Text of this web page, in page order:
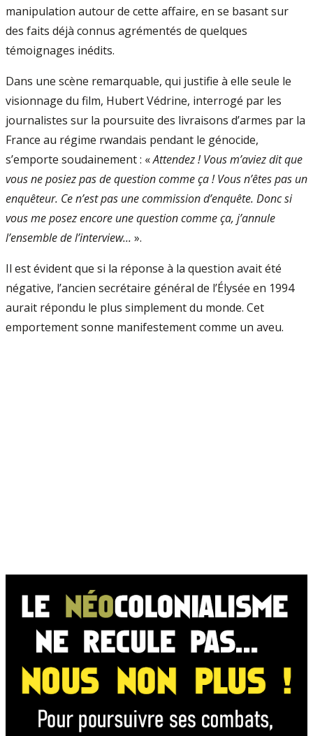
manipulation autour de cette affaire, en se basant sur
des faits déjà connus agrémentés de quelques
témoignages inédits.
Dans une scène remarquable, qui justifie à elle seule le
visionnage du film, Hubert Védrine, interrogé par les
journalistes sur la poursuite des livraisons d’armes par la
France au régime rwandais pendant le génocide,
s’emporte soudainement : «Attendez ! Vous m’aviez dit que
vous ne posiez pas de question comme ça ! Vous n’êtes pas un
enquêteur. Ce n’est pas une commission d’enquête. Donc si
vous me posez encore une question comme ça, j’annule
l’ensemble de l’interview... ».
Il est évident que si la réponse à la question avait été
négative, l’ancien secrétaire général de l’Élysée en 1994
aurait répondu le plus simplement du monde. Cet
emportement sonne manifestement comme un aveu.